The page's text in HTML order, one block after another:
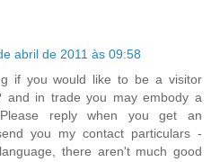
abril de 2011 às 09:58
if you would like to be a visitor
and in trade you may embody a
reply when you get an
you my contact particulars -
there aren't much good